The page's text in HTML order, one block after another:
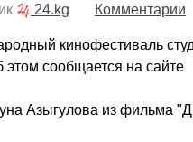
24.kg Комментарии
кинофестиваль
сообщается на сайте
Азыгулова из фильма